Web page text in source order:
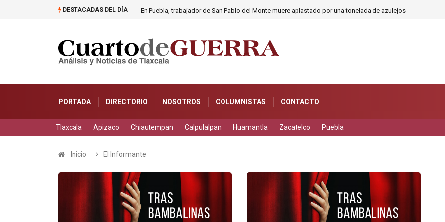
DESTACADAS DEL DÍA En Puebla, trabajador de San Pablo del Monte muere aplastado por una tonelada de azulejos
PORTADA DIRECTORIO NOSOTROS COLUMNISTAS CONTACTO
Tlaxcala Apizaco Chiautempan Calpulalpan Huamantla Zacatelco Puebla
Inicio El Informante